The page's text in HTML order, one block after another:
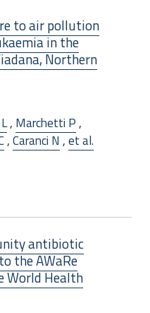
to air pollution
in the
Northern
, Marchetti P,
,Caranci N ,et al.
antibiotic
the AWaRe
World Health